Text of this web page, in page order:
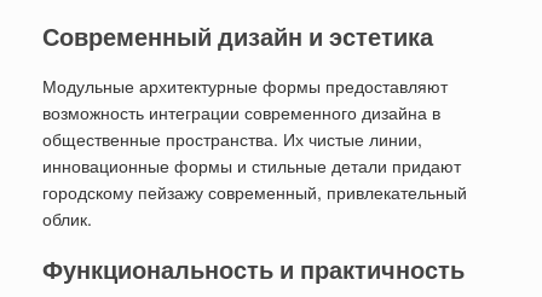
Современный дизайн и эстетика
Модульные архитектурные формы предоставляют
возможность интеграции современного дизайна в
общественные пространства. Их чистые линии,
инновационные формы и стильные детали придают
городскому пейзажу современный, привлекательный
облик.
Функциональность и практичность